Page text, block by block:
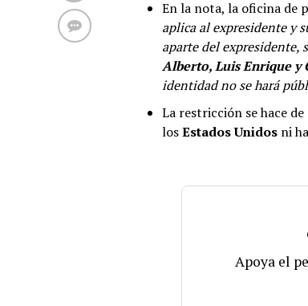
En la nota, la oficina de
aplica al expresidente y
aparte del expresidente,
Alberto, Luis Enrique y
identidad no se hará
La restricción se hace
losEstados Unidos ni
Apoya el